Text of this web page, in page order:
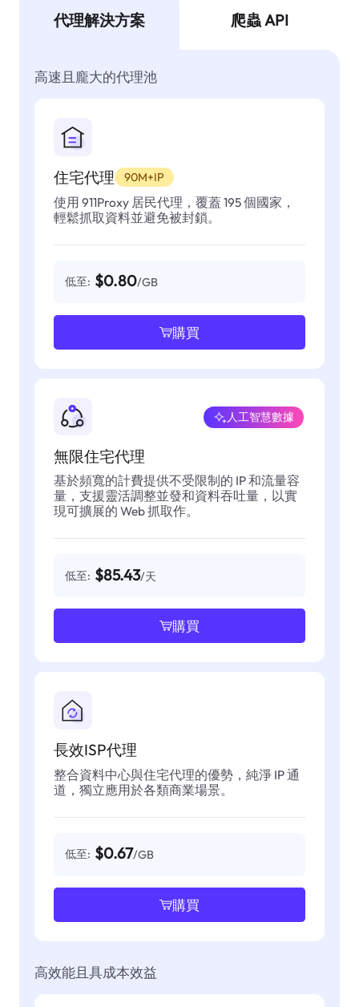
代理解決方案 爬蟲 API
高速且龐大的代理池
住宅代理 90M+IP
使用 911Proxy 居民代理，覆蓋 195 個國家，
輕鬆抓取資料並避免被封鎖。
低至: $0.80/GB
購買
無限住宅代理
人工智慧數據
基於頻寬的計費提供不受限制的 IP 和流量容
量，支援靈活調整並發和資料吞吐量，以實
現可擴展的 Web 抓取作。
低至: $85.43/天
購買
長效ISP代理
整合資料中心與住宅代理的優勢，純淨 IP 通
道，獨立應用於各類商業場景。
低至: $0.67/GB
購買
高效能且具成本效益